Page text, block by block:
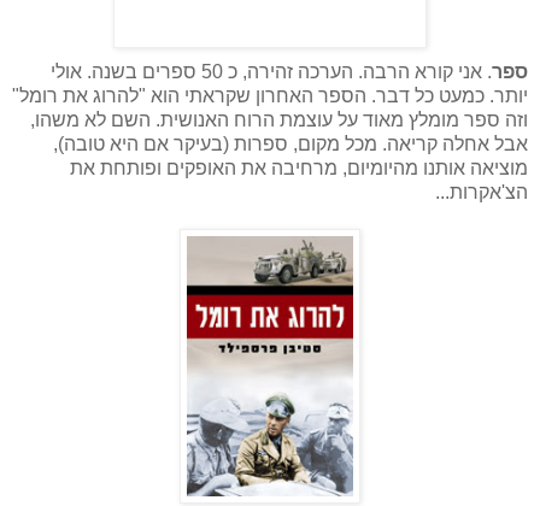
ספר
. אני קורא הרבה. הערכה זהירה, כ 50 ספרים בשנה. אולי
יותר. כמעט כל דבר. הספר האחרון שקראתי הוא "להרוג את רומל"
וזה ספר מומלץ מאוד על עוצמת הרוח האנושית. השם לא משהו,
אבל אחלה קריאה. מכל מקום, ספרות (בעיקר אם היא טובה),
מוציאה אותנו מהיומיום, מרחיבה את האופקים ופותחת את
הצ'אקרות...